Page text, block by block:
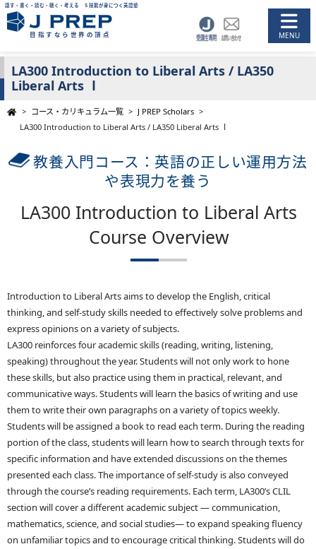
話す・書く・読む・聴く・考える ５技能が身につく英語塾
目指すなら世界の頂点
LA300 Introduction to Liberal Arts / LA350
Liberal Arts Ⅰ
> コース・カリキュラム一覧 > J PREP Scholars >
LA300 Introduction to Liberal Arts / LA350 Liberal Arts Ⅰ
教養入門コース：英語の正しい運用方法
や表現力を養う
LA300 Introduction to Liberal Arts
Course Overview
Introduction to Liberal Arts aims to develop the English, critical
thinking, and self-study skills needed to effectively solve problems and
express opinions on a variety of subjects.
LA300 reinforces four academic skills (reading, writing, listening,
speaking) throughout the year. Students will not only work to hone
these skills, but also practice using them in practical, relevant, and
communicative ways. Students will learn the basics of writing and use
them to write their own paragraphs on a variety of topics weekly.
Students will be assigned a book to read each term. During the reading
portion of the class, students will learn how to search through texts for
specific information and have extended discussions on the themes
presented each class. The importance of self-study is also conveyed
through the course’s reading requirements. Each term, LA300’s CLIL
section will cover a different academic subject — communication,
mathematics, science, and social studies— to expand speaking fluency
on unfamiliar topics and to encourage critical thinking. Students will do